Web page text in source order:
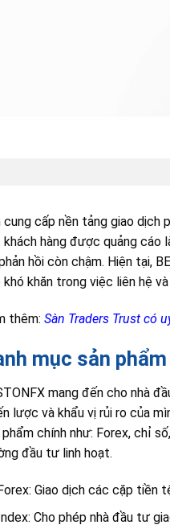
cung cấp nền tảng giao dịch
khách hàng được quảng cáo
hồi còn chậm. Hiện tại,
khó khăn trong việc liên hệ
thêm: Sàn Traders Trust có
mục sản
mang đến cho nhà
lược và khẩu vị rủi ro của
phẩm chính như: Forex, chỉ
đầu tư linh hoạt.
Giao dịch các cặp tiền
Index: Cho phép nhà đầu tư